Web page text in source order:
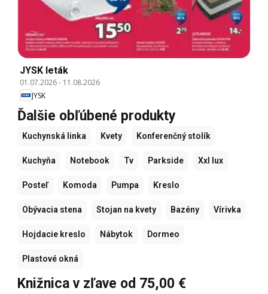
JYSK leták
01.07.2026- 11.08.2026
JYSK
Ďalšie obľúbené produkty
Kuchynská linka Kvety Konferenčný stolík
Kuchyňa Notebook Tv Parkside Xxl lux
Posteľ Komoda Pumpa Kreslo
Obývacia stena Stojan na kvety Bazény Vírivka
Hojdacie kreslo Nábytok Dormeo
Plastové okná
Knižnica v zľave od 75,00 €